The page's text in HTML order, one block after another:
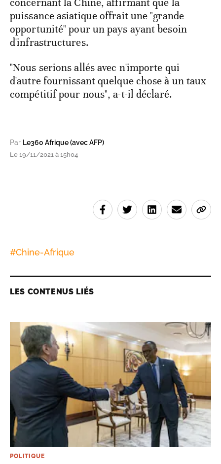
concernant la Chine, affirmant que la
puissance asiatique offrait une "grande
opportunité" pour un pays ayant besoin
d'infrastructures.
"Nous serions allés avec n'importe qui
d'autre fournissant quelque chose à un taux
compétitif pour nous", a-t-il déclaré.
Par Le360 Afrique (avec AFP)
Le 19/11/2021 à 15h04
#Chine-Afrique
LES CONTENUS LIÉS
POLITIQUE